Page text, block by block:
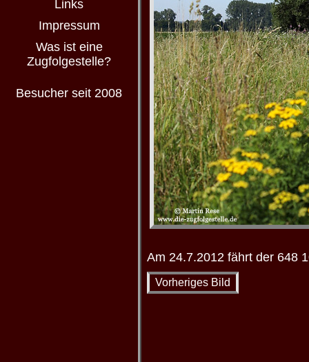
Links
Impressum
Was ist eine
Zugfolgestelle?
Besucher seit 2008
Am 24.7.2012 fährt der 648
Vorheriges Bild